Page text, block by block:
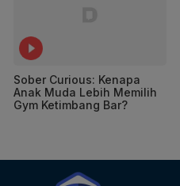
Sober Curious: Kenapa
Anak Muda Lebih Memilih
Gym Ketimbang Bar?